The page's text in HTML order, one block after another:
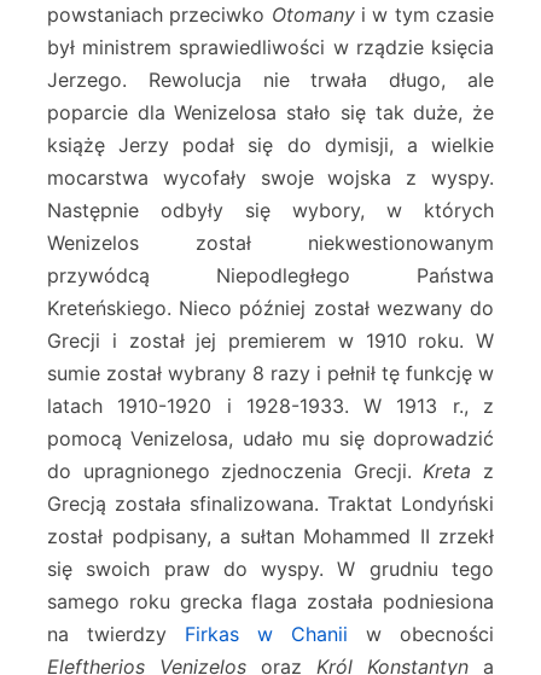
powstaniach przeciwko Otomanyi w tym czasie
był ministrem sprawiedliwości w rządzie księcia
Jerzego. Rewolucja nie trwała długo, ale
poparcie dla Wenizelosa stało się tak duże, że
książę Jerzy podał się do dymisji, a wielkie
mocarstwa wycofały swoje wojska z wyspy.
Następnie odbyły się wybory, w których
Wenizelos został niekwestionowanym
przywódcą Niepodległego Państwa
Kreteńskiego. Nieco później został wezwany do
Grecji i został jej premierem w 1910 roku. W
sumie został wybrany 8 razy i pełnił tę funkcję w
latach 1910-1920 i 1928-1933. W 1913 r., z
pomocą Venizelosa, udało mu się doprowadzić
do upragnionego zjednoczenia Grecji. Kreta z
Grecją została sfinalizowana. Traktat Londyński
został podpisany, a sułtan Mohammed II zrzekł
się swoich praw do wyspy. W grudniu tego
samego roku grecka flaga została podniesiona
na twierdzy Firkas w Chanii w obecności
Eleftherios Venizelos oraz Król Konstantyn a